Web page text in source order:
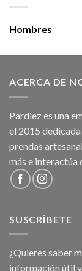
Hombres
ACERCA DE
Pardiez es una
el 2015
prendas
más e interactúa
SUSCRÍBETE
¿Quieres saber
información útil